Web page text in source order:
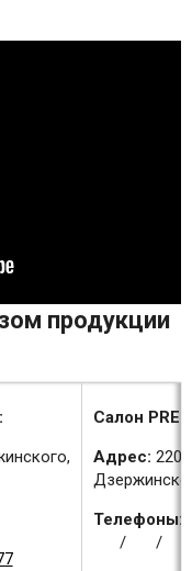
продукции
Салон
Адрес:
Телефоны:
/
/